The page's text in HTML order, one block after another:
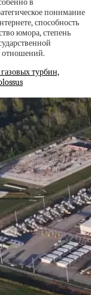
в
понимание
способность
юмора, степень
отношений.
турбин,